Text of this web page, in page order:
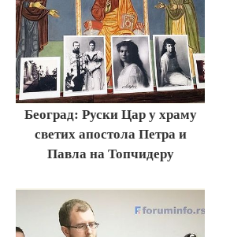
Београд: Руски Цар у храму
светих апостола Петра и
Павла на Топчидеру